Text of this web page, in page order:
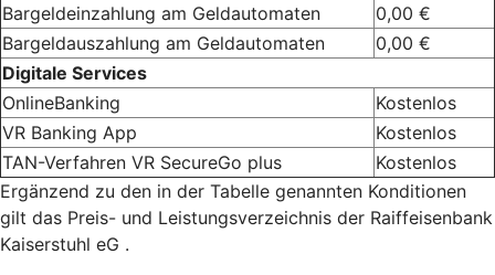
Bargeldeinzahlung am Geldautomaten
0,00 €
Bargeldauszahlung am Geldautomaten
0,00 €
Digitale Services
OnlineBanking
Kostenlos
VR Banking App
Kostenlos
TAN-Verfahren VR SecureGo plus
Kostenlos
Ergänzend zu den in der Tabelle genannten Konditionen
gilt das Preis- und Leistungsverzeichnis der Raiffeisenbank
Kaiserstuhl eG .